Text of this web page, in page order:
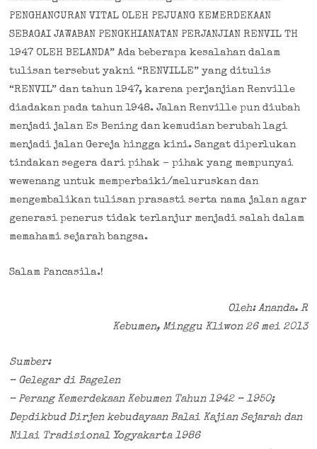
PENGHANCURAN VITAL OLEH PEJUANG KEMERDEKAAN
SEBAGAI JAWABAN PENGKHIANATAN PERJANJIAN RENVIL TH
1947 OLEH BELANDA” Ada beberapa kesalahan dalam
tulisan tersebut yakni “RENVILLE” yang ditulis
“RENVIL” dan tahun 1947, karena perjanjian Renville
diadakan pada tahun 1948. Jalan Renville pun diubah
menjadi jalan Es Bening dan kemudian berubah lagi
menjadi jalan Gereja hingga kini. Sangat diperlukan
tindakan segera dari pihak – pihak yang mempunyai
wewenang untuk memperbaiki/meluruskan dan
mengembalikan tulisan prasasti serta nama jalan agar
generasi penerus tidak terlanjur menjadi salah dalam
memahami sejarah bangsa.
Salam Pancasila.!
Oleh: Ananda. R
Kebumen, Minggu Kliwon 26 mei 2013
Sumber:
– Gelegar di Bagelen
– Perang Kemerdekaan Kebumen Tahun 1942 – 1950;
Depdikbud Dirjen kebudayaan Balai Kajian Sejarah dan
Nilai Tradisional Yogyakarta 1986